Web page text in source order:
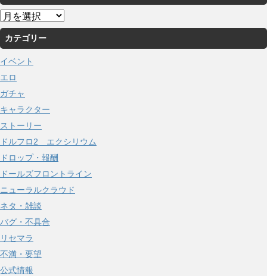
ア
ー
カ
イ
ブ
カテゴリー
イベント
エロ
ガチャ
キャラクター
ストーリー
ドルフロ2 エクシリウム
ドロップ・報酬
ドールズフロントライン
ニューラルクラウド
ネタ・雑談
バグ・不具合
リセマラ
不満・要望
公式情報